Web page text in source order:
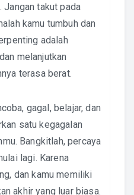
Jangan takut pada
kamu tumbuh dan
adalah
melanjutkan
terasa berat.
gagal, belajar, dan
satu kegagalan
Bangkitlah, percaya
lagi. Karena
dan kamu memiliki
akhir yang luar biasa.